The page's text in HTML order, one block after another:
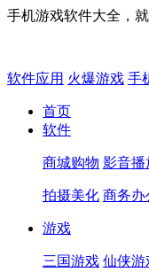
手机游戏软件大全，
软件应用 火爆游戏 手
首页
软件
商城购物 影音播
拍摄美化 商务办
游戏
三国游戏 仙侠游